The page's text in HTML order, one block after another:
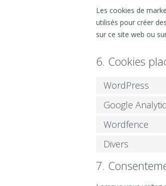
Les cookies de
utilisés pour créer
sur ce site web ou
6. Cookies
WordPress
Google
Wordfence
Divers
7.